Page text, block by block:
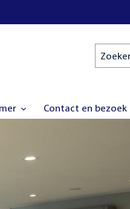
Zoeken
Contact en bezoek